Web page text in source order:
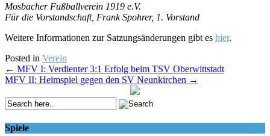
Mosbacher Fußballverein 1919 e.V.
Für die Vorstandschaft, Frank Spohrer, 1. Vorstand
Weitere Informationen zur Satzungsänderungen gibt es hier.
Posted in Verein
Post
navigation
← MFV I: Verdienter 3:1 Erfolg beim TSV Oberwittstadt
MFV II: Heimspiel gegen den SV Neunkirchen →
Spiele